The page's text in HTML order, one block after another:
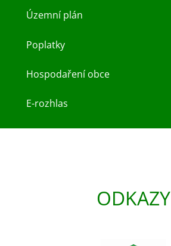
Územní plán
Poplatky
Hospodaření obce
E-rozhlas
ODKAZY